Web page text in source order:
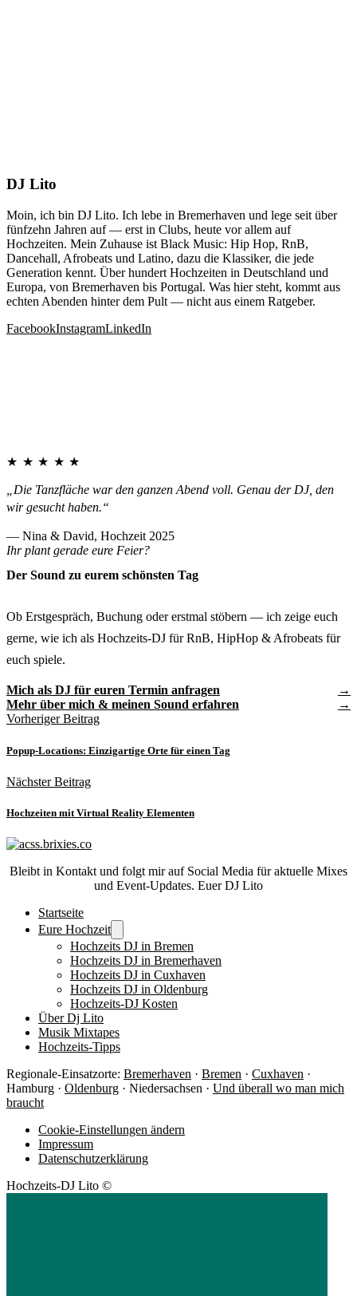
DJ Lito
Moin, ich bin DJ Lito. Ich lebe in Bremerhaven und lege seit über
fünfzehn Jahren auf — erst in Clubs, heute vor allem auf
Hochzeiten. Mein Zuhause ist Black Music: Hip Hop, RnB,
Dancehall, Afrobeats und Latino, dazu die Klassiker, die jede
Generation kennt. Über hundert Hochzeiten in Deutschland und
Europa, von Bremerhaven bis Portugal. Was hier steht, kommt aus
echten Abenden hinter dem Pult — nicht aus einem Ratgeber.
FacebookInstagramLinkedIn
★★★★★
„Die Tanzfläche war den ganzen Abend voll. Genau der DJ, den
wir gesucht haben.“
— Nina & David, Hochzeit 2025
Ihr plant gerade eure Feier?
Der Sound zu eurem schönsten Tag
Ob Erstgespräch, Buchung oder erstmal stöbern — ich zeige euch
gerne, wie ich als Hochzeits-DJ für RnB, HipHop & Afrobeats für
euch spiele.
Mich als DJ für euren Termin anfragen
Mehr über mich & meinen Sound erfahren
Vorheriger Beitrag
Popup-Locations: Einzigartige Orte für einen Tag
Nächster Beitrag
Hochzeiten mit Virtual Reality Elementen
Bleibt in Kontakt und folgt mir auf Social Media für aktuelle Mixes
und Event-Updates. Euer DJ Lito
Startseite
Eure Hochzeit
Hochzeits DJ in Bremen
Hochzeits DJ in Bremerhaven
Hochzeits DJ in Cuxhaven
Hochzeits DJ in Oldenburg
Hochzeits-DJ Kosten
Über Dj Lito
Musik Mixtapes
Hochzeits-Tipps
Regionale-Einsatzorte: Bremerhaven · Bremen · Cuxhaven ·
Hamburg · Oldenburg · Niedersachsen · Und überall wo man mich
braucht
Cookie-Einstellungen ändern
Impressum
Datenschutzerklärung
Hochzeits-DJ Lito ©